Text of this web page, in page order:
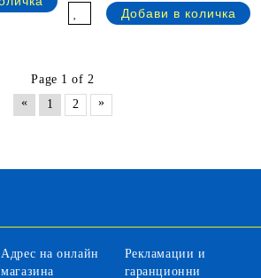
Page 1 of 2
«
1 2 »
Адрес на онлайн
магазина
Рекламации и
гаранционни